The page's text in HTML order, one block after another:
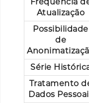
Atualização
Possibilidade
de
Série
Tratamento
Dados